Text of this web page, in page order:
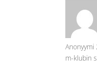
Anonyymi
m-klubin